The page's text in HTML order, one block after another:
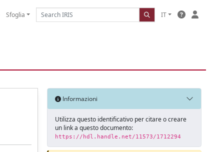
Sfoglia IT
Informazioni
Utilizza questo identificativo per citare o creare
un link a questo documento:
https://hdl.handle.net/11573/1712294